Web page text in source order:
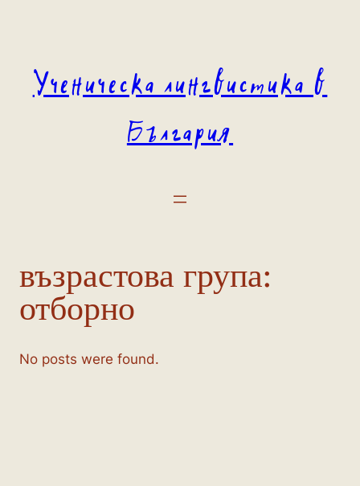
Ученическа лингвистика в
България
възрастова група:
отборно
No posts were found.